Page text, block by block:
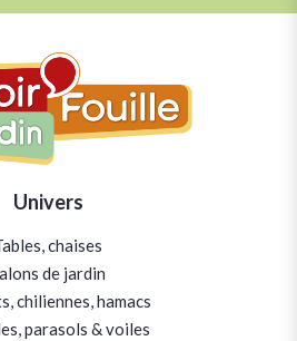
Univers
chaises
de jardin
chiliennes, hamacs
parasols & voiles